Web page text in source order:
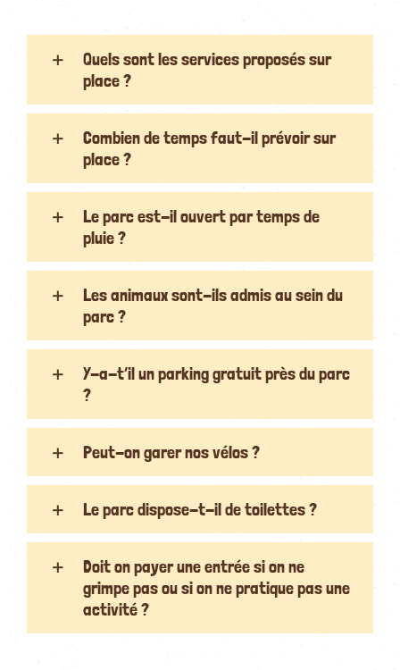
Quels sont les services proposés sur
place ?
Combien de temps faut-il prévoir sur
place ?
Le parc est-il ouvert par temps de
pluie ?
Les animaux sont-ils admis au sein du
parc ?
Y-a-t’il un parking gratuit près du parc
?
Peut-on garer nos vélos ?
Le parc dispose-t-il de toilettes ?
Doit on payer une entrée si on ne
grimpe pas ou si on ne pratique pas une
activité ?